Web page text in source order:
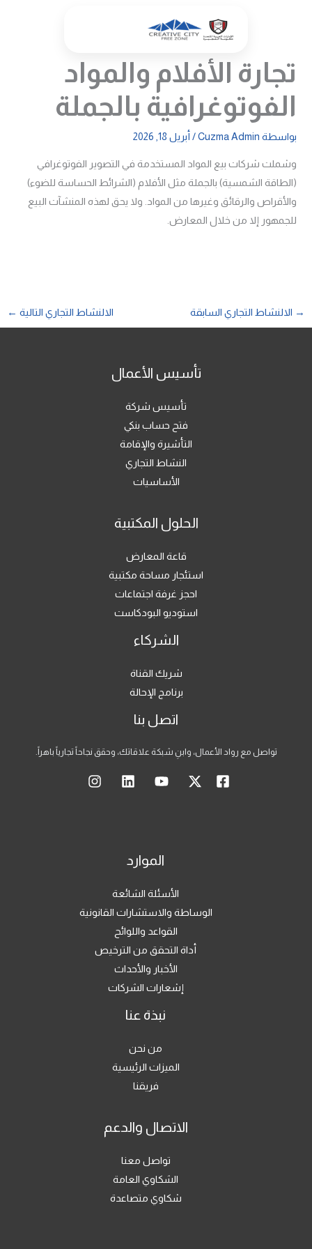
تجارة الأفلام والمواد
الفوتوغرافية بالجملة
بواسطة Cuzma Admin
/ أبريل 18, 2026
وشملت شركات بيع المواد المستخدمة في التصوير الفوتوغرافي
(الطاقة الشمسية) بالجملة مثل الأفلام (الشرائط الحساسة للضوء)
والأقراص والرقائق وغيرها من المواد. ولا يحق لهذه المنشآت البيع
للجمهور إلا من خلال المعارض.
→ الالنشاط التجاري السابقة الالنشاط التجاري التالية ←
تأسيس الأعمال
تأسيس شركة
فتح حساب بنكي
التأشيرة والإقامة
النشاط التجاري
الأساسيات
الحلول المكتبية
قاعة المعارض
استئجار مساحة مكتبية
احجز غرفة اجتماعات
استوديو البودكاست
الشركاء
شريك القناة
برنامج الإحالة
اتصل بنا
تواصل مع رواد الأعمال، وابنِ شبكة علاقاتك، وحقق نجاحاً تجارياً باهراً.
الموارد
الأسئلة الشائعة
الوساطة والاستشارات القانونية
القواعد واللوائح
أداة التحقق من الترخيص
الأخبار والأحداث
إشعارات الشركات
نبذة عنا
من نحن
الميزات الرئيسية
فريقنا
الاتصال والدعم
تواصل معنا
الشكاوي العامة
شكاوي متصاعدة